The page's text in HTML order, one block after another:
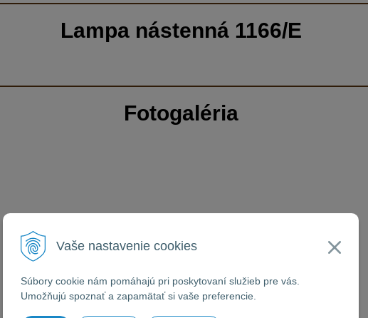
Vaše nastavenie cookies
Súbory cookie nám pomáhajú pri poskytovaní služieb pre vás.
Umožňujú spoznať a zapamätať si vaše preferencie.
Lampa nástenná 1166/E
Fotogaléria